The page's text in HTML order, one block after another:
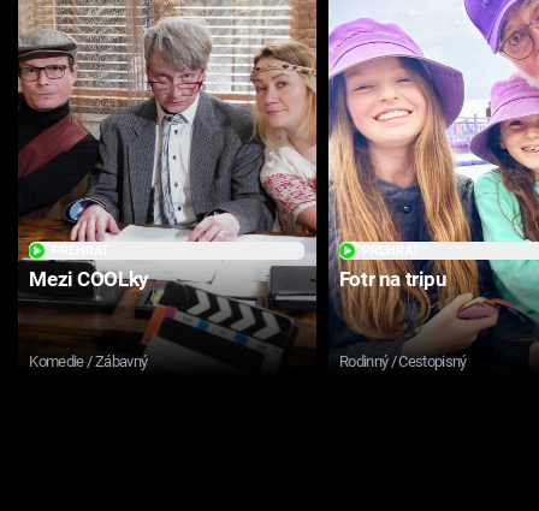
Mezi COOLky
Komedie / Zábavný
Fotr na tripu
Rodinný / Cestopisný